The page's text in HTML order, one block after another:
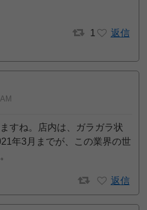
1 返信
すね。店内は、ガラガラ状
年3月までが、この業界の世
返信